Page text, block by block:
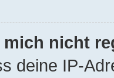
mich nicht
deine IP-